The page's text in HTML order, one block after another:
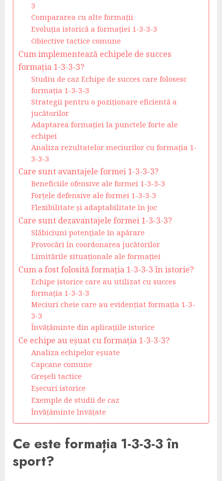
3
Compararea cu alte formații
Evoluția istorică a formației 1-3-3-3
Obiective tactice comune
Cum implementează echipele de succes
formația 1-3-3-3?
Studiu de caz Echipe de succes care folosesc
formația 1-3-3-3
Strategii pentru o poziționare eficientă a
jucătorilor
Adaptarea formației la punctele forte ale
echipei
Analiza rezultatelor meciurilor cu formația 1-
3-3-3
Care sunt avantajele formei 1-3-3-3?
Beneficiile ofensive ale formei 1-3-3-3
Forțele defensive ale formei 1-3-3-3
Flexibilitate și adaptabilitate în joc
Care sunt dezavantajele formei 1-3-3-3?
Slăbiciuni potențiale în apărare
Provocări în coordonarea jucătorilor
Limitările situaționale ale formației
Cum a fost folosită formația 1-3-3-3 în istorie?
Echipe istorice care au utilizat cu succes
formația 1-3-3-3
Meciuri cheie care au evidențiat formația 1-3-
3-3
Învățăminte din aplicațiile istorice
Ce echipe au eșuat cu formația 1-3-3-3?
Analiza echipelor eșuate
Capcane comune
Greșeli tactice
Eșecuri istorice
Exemple de studii de caz
Învățăminte învățate
Ce este formația 1-3-3-3 în
sport?